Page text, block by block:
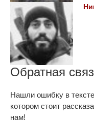
Обратная
Нашли ошибку в
котором стоит
нам!